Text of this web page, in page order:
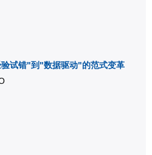
试错"到"数据驱动"的范式变革